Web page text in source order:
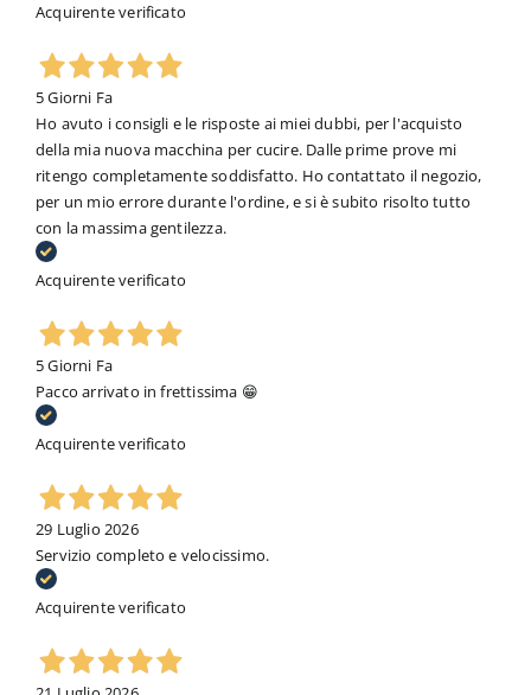
Acquirente verificato
5 Giorni Fa
Ho avuto i consigli e le risposte ai miei dubbi, per l'acquisto
della mia nuova macchina per cucire. Dalle prime prove mi
ritengo completamente soddisfatto. Ho contattato il negozio,
per un mio errore durante l'ordine, e si è subito risolto tutto
con la massima gentilezza.
Acquirente verificato
5 Giorni Fa
Pacco arrivato in frettissima 😁
Acquirente verificato
29 Luglio 2026
Servizio completo e velocissimo.
Acquirente verificato